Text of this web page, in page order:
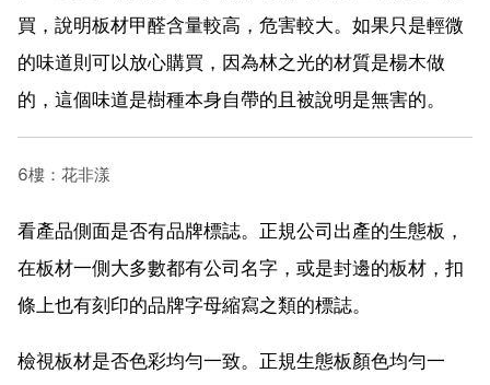
買，說明板材甲醛含量較高，危害較大。如果只是輕微
的味道則可以放心購買，因為林之光的材質是楊木做
的，這個味道是樹種本身自帶的且被說明是無害的。
6樓：花非漾
看產品側面是否有品牌標誌。正規公司出產的生態板，
在板材一側大多數都有公司名字，或是封邊的板材，扣
條上也有刻印的品牌字母縮寫之類的標誌。
檢視板材是否色彩均勻一致。正規生態板顏色均勻一